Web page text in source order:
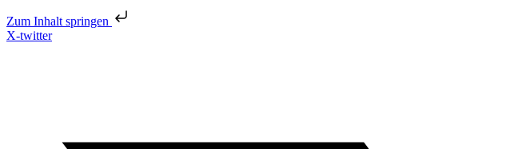
Zum Inhalt springen
X-twitter